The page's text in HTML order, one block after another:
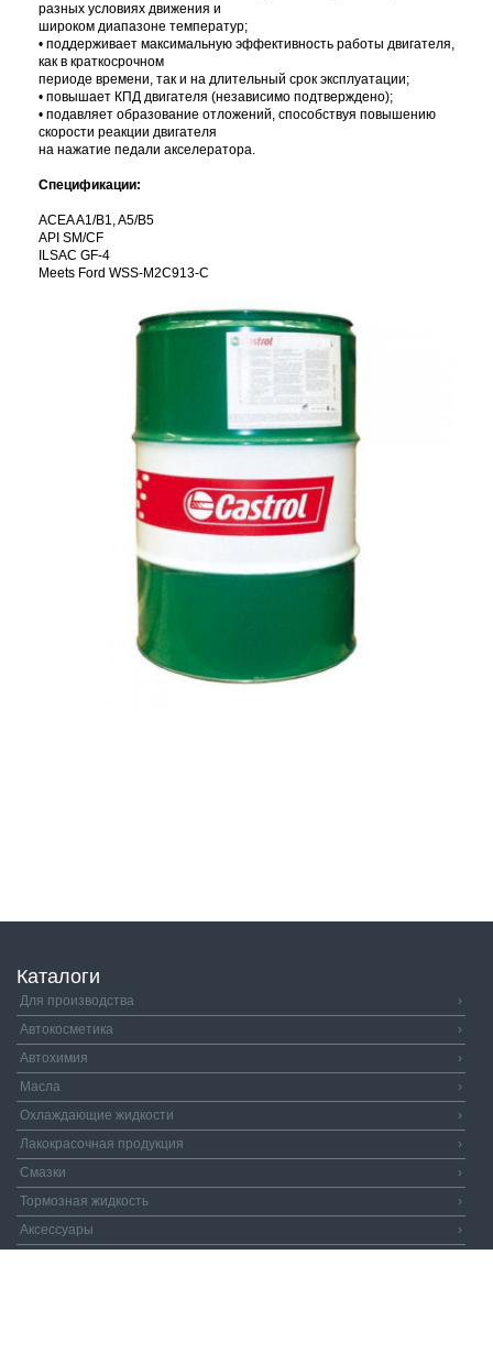
разных условиях движения и
широком диапазоне температур;
• поддерживает максимальную эффективность работы двигателя,
как в краткосрочном
периоде времени, так и на длительный срок эксплуатации;
• повышает КПД двигателя (независимо подтверждено);
• подавляет образование отложений, способствуя повышению
скорости реакции двигателя
на нажатие педали акселератора.
Спецификации:
ACEA A1/B1, A5/B5
API SM/CF
ILSAC GF-4
Meets Ford WSS-M2C913-C
Каталоги
Для производства
›
Автокосметика
›
Автохимия
›
Масла
›
Охлаждающие жидкости
›
Лакокрасочная продукция
›
Смазки
›
Тормозная жидкость
›
Аксессуары
›